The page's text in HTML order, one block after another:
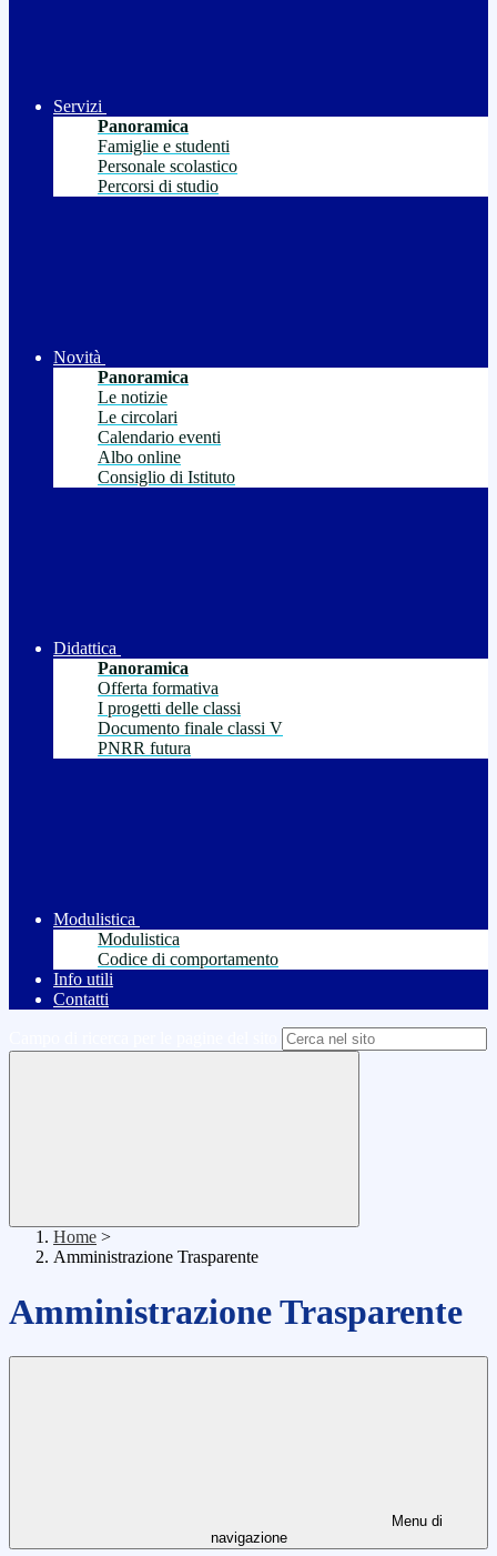
Servizi
Panoramica
Famiglie e studenti
Personale scolastico
Percorsi di studio
Novità
Panoramica
Le notizie
Le circolari
Calendario eventi
Albo online
Consiglio di Istituto
Didattica
Panoramica
Offerta formativa
I progetti delle classi
Documento finale classi V
PNRR futura
Modulistica
Modulistica
Codice di comportamento
Info utili
Contatti
Home >
Amministrazione Trasparente
Amministrazione Trasparente
Menu di
navigazione